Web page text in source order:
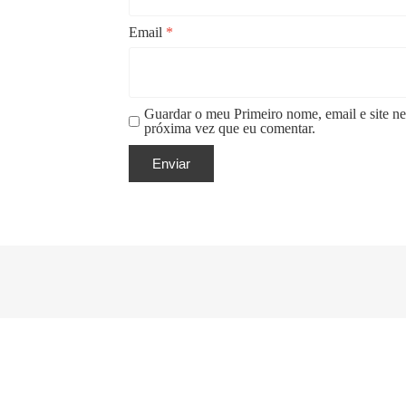
Email *
Guardar o meu Primeiro nome, email e site
próxima vez que eu comentar.